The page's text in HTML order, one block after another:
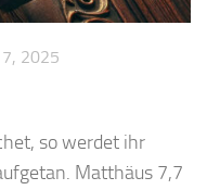
2025
so werdet ihr
Matthäus 7,7